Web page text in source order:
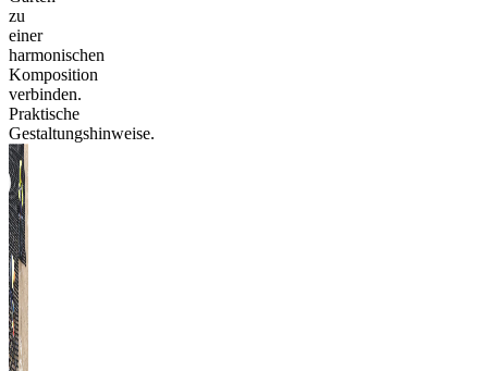
zu
einer
harmonischen
Komposition
verbinden.
Praktische
Gestaltungshinweise.